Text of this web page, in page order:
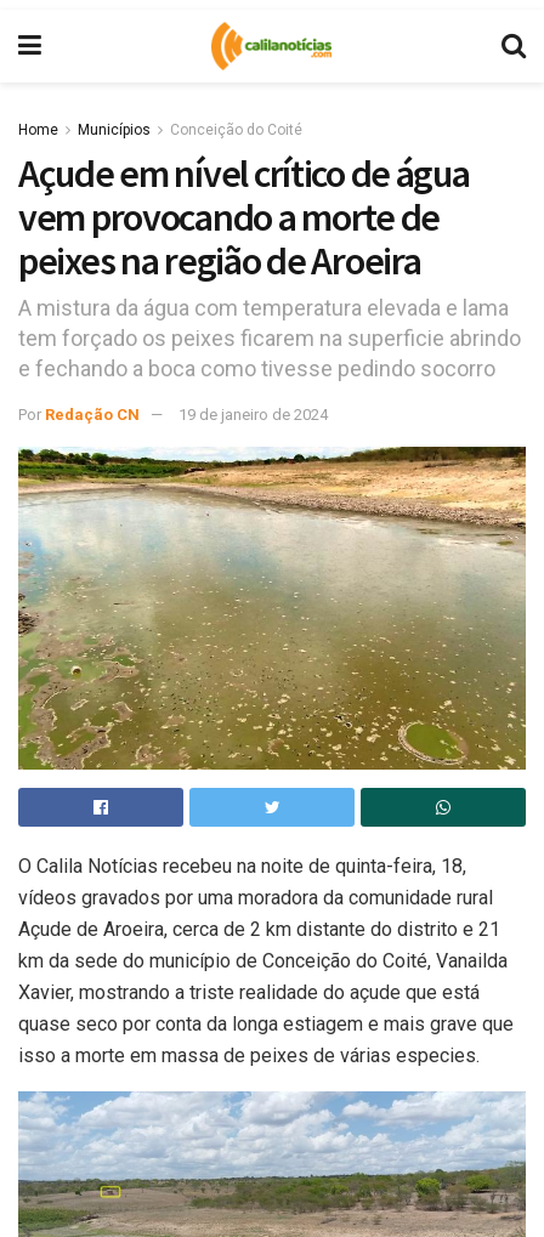
Home Municípios Conceição do Coité
Açude em nível crítico de água
vem provocando a morte de
peixes na região de Aroeira
A mistura da água com temperatura elevada e lama
tem forçado os peixes ficarem na superficie abrindo
e fechando a boca como tivesse pedindo socorro
Por Redação CN 19 de janeiro de 2024
O Calila Notícias recebeu na noite de quinta-feira, 18,
vídeos gravados por uma moradora da comunidade rural
Açude de Aroeira, cerca de 2 km distante do distrito e 21
km da sede do município de Conceição do Coité, Vanailda
Xavier, mostrando a triste realidade do açude que está
quase seco por conta da longa estiagem e mais grave que
isso a morte em massa de peixes de várias especies.